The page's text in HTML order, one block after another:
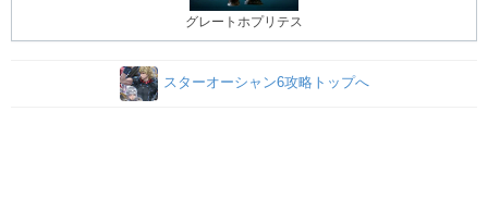
グレートホプリテス
スターオーシャン6攻略トップへ